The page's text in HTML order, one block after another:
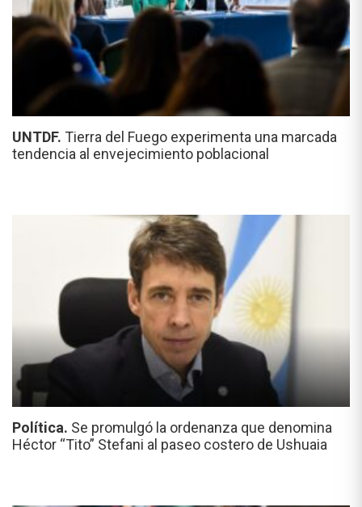
UNTDF. Tierra del Fuego experimenta una marcada
tendencia al envejecimiento poblacional
Política. Se promulgó la ordenanza que denomina
Héctor “Tito” Stefani al paseo costero de Ushuaia